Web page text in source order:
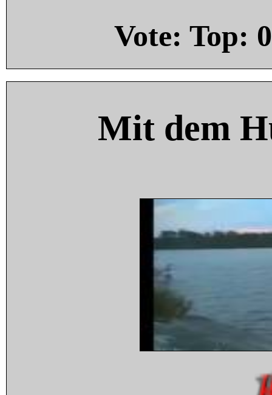
Vote: Top: 0
Mit dem